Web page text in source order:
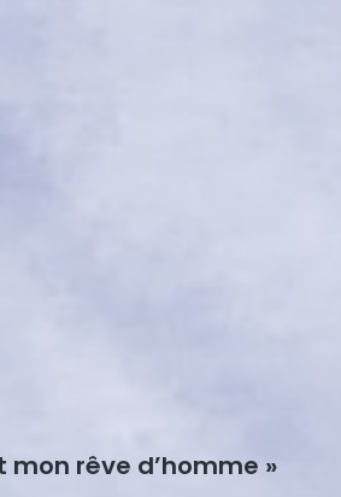
mon rêve d’homme »